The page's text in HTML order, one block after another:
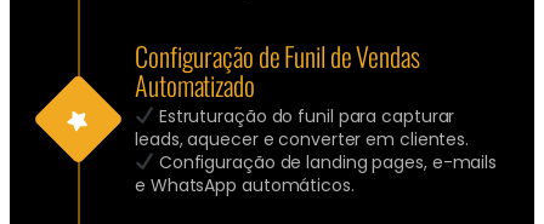
Configuração de Funil de Vendas
Automatizado
Estruturação do funil para capturar
leads, aquecer e converter em clientes.
Configuração de landing pages, e-mails
e WhatsApp automáticos.